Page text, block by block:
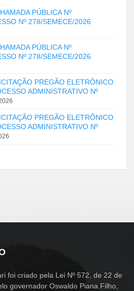
PÚBLICA Nº
Nº 278/SEMECE/2026
PÚBLICA Nº
Nº 278/SEMECE/2026
PREGÃO ELETRÔNICO
ADMINISTRATIVO Nº
PREGÃO ELETRÔNICO
ADMINISTRATIVO Nº
foi criado pela Lei Nº 572, de 22 de
governador Oswaldo Piana Filho,